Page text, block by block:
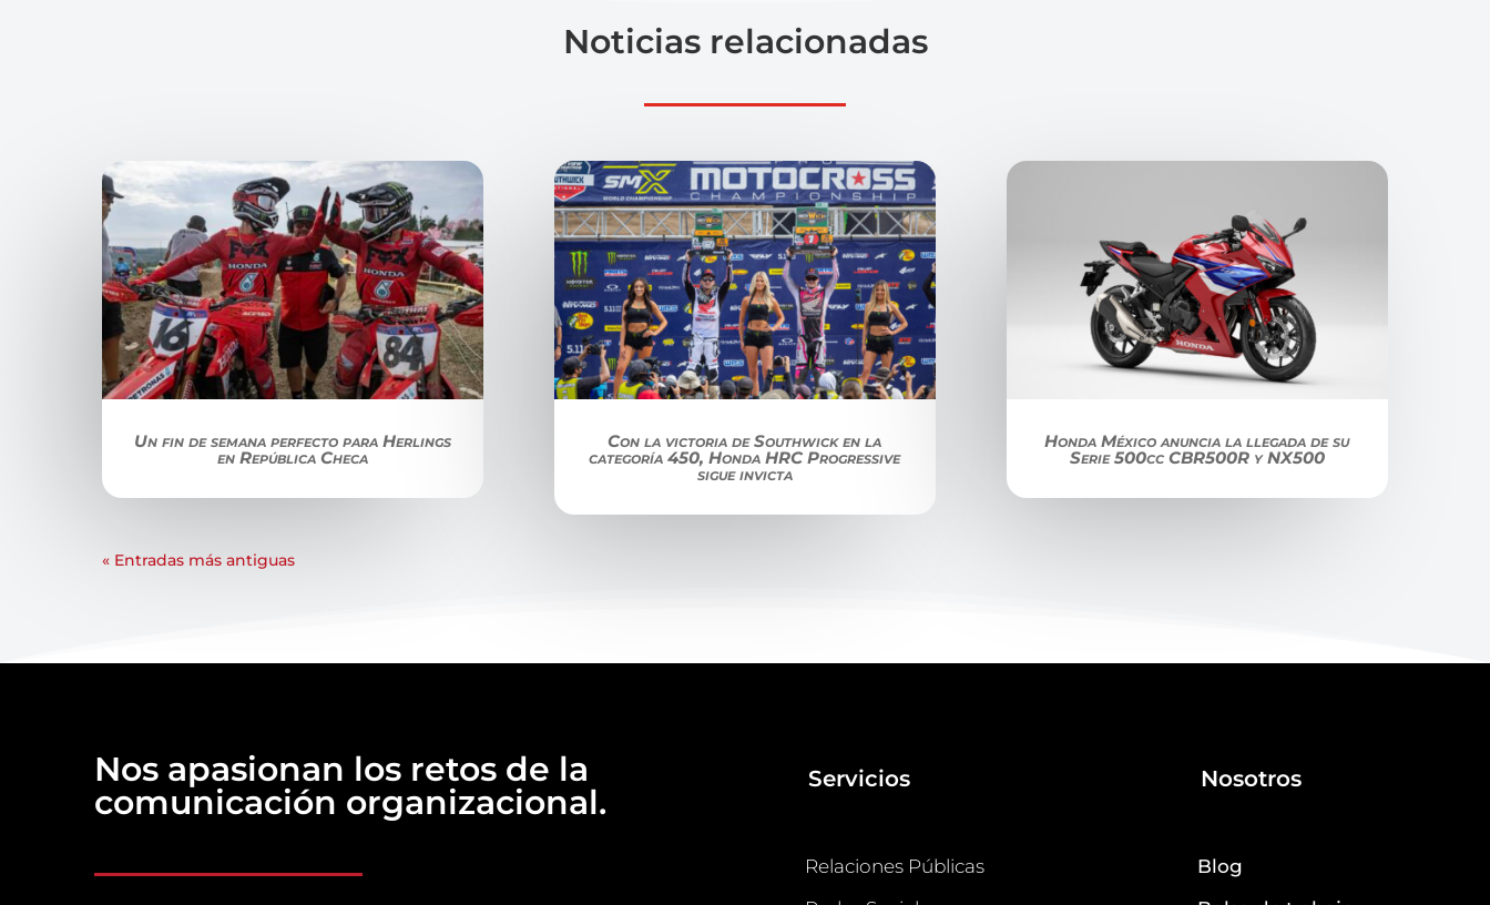
Noticias relacionadas
Un fin de semana perfecto para Herlings
en República Checa
Con la victoria de Southwick en la
categoría 450, Honda HRC Progressive
sigue invicta
Honda México anuncia la llegada de su
Serie 500cc CBR500R y NX500
« Entradas más antiguas
Nos apasionan los retos de la
comunicación organizacional.
Servicios
Relaciones Públicas
Nosotros
Blog